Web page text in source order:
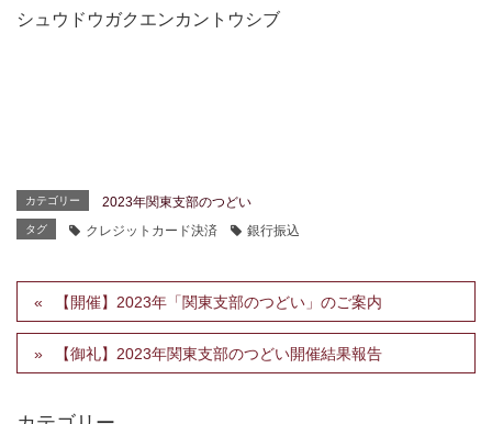
シュウドウガクエンカントウシブ
カテゴリー 2023年関東支部のつどい
タグ クレジットカード決済 銀行振込
【開催】2023年「関東支部のつどい」のご案内
【御礼】2023年関東支部のつどい開催結果報告